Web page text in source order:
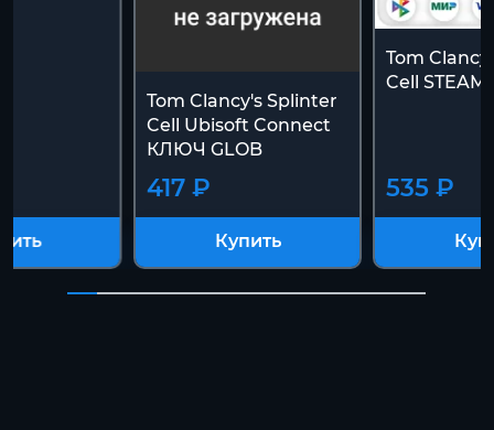
Tom Clancy's Splinter
Cell Ubisoft Connect
КЛЮЧ GLOB
417 ₽
Купить
Tom
Cell STEAM
535 ₽